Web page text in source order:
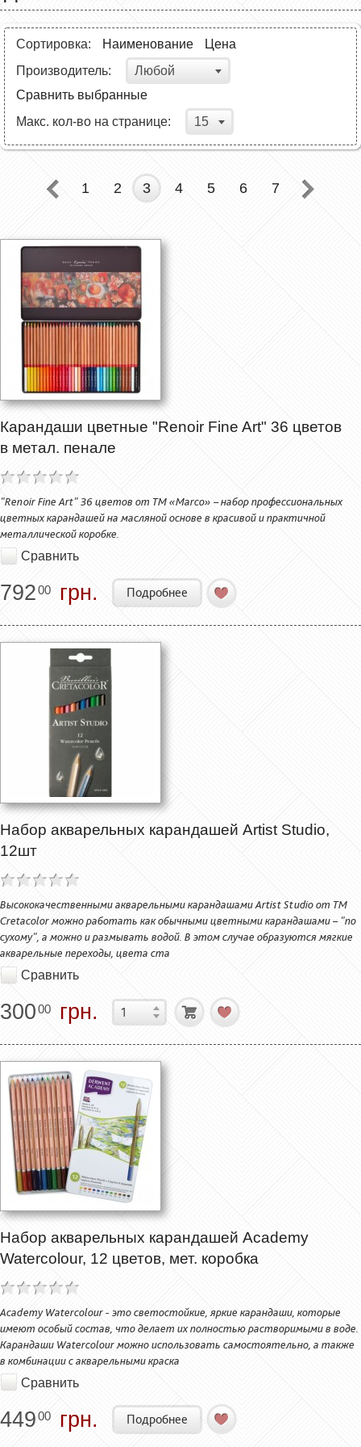
Сортировка: Наименование
Цена
Производитель:
Любой
Сравнить выбранные
Макс. кол-во на странице:
15
1 2 3 4 5 6 7
Карандаши цветные "Renoir Fine Art" 36 цветов
в метал. пенале
"Renoir Fine Art" 36 цветов от ТМ «Marco» – набор профессиональных
цветных карандашей на масляной основе в красивой и практичной
металлической коробке.
Сравнить
79200 грн. Подробнее
Набор акварельных карандашей Artist Studio,
12шт
Высококачественными акварельными карандашами Artist Studio от ТМ
Cretacolor можно работать как обычными цветными карандашами – "по
сухому", а можно и размывать водой. В этом случае образуются мягкие
акварельные переходы, цвета ста
Сравнить
30000 грн.
Набор акварельных карандашей Academy
Watercolour, 12 цветов, мет. коробка
Academy Watercolour - это светостойкие, яркие карандаши, которые
имеют особый состав, что делает их полностью растворимыми в воде.
Карандаши Watercolour можно использовать самостоятельно, а также
в комбинации с акварельными краска
Сравнить
44900 грн. Подробнее